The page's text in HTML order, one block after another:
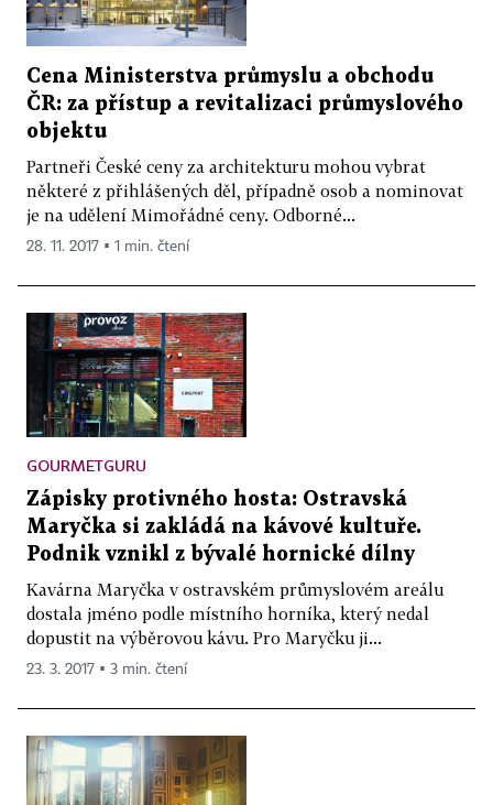
Cena Ministerstva průmyslu a obchodu
ČR: za přístup a revitalizaci průmyslového
objektu
Partneři České ceny za architekturu mohou vybrat
některé z přihlášených děl, případně osob a nominovat
je na udělení Mimořádné ceny. Odborné...
28. 11. 2017 ▪ 1 min. čtení
GOURMETGURU
Zápisky protivného hosta: Ostravská
Maryčka si zakládá na kávové kultuře.
Podnik vznikl z bývalé hornické dílny
Kavárna Maryčka v ostravském průmyslovém areálu
dostala jméno podle místního horníka, který nedal
dopustit na výběrovou kávu. Pro Maryčku ji...
23. 3. 2017 ▪ 3 min. čtení